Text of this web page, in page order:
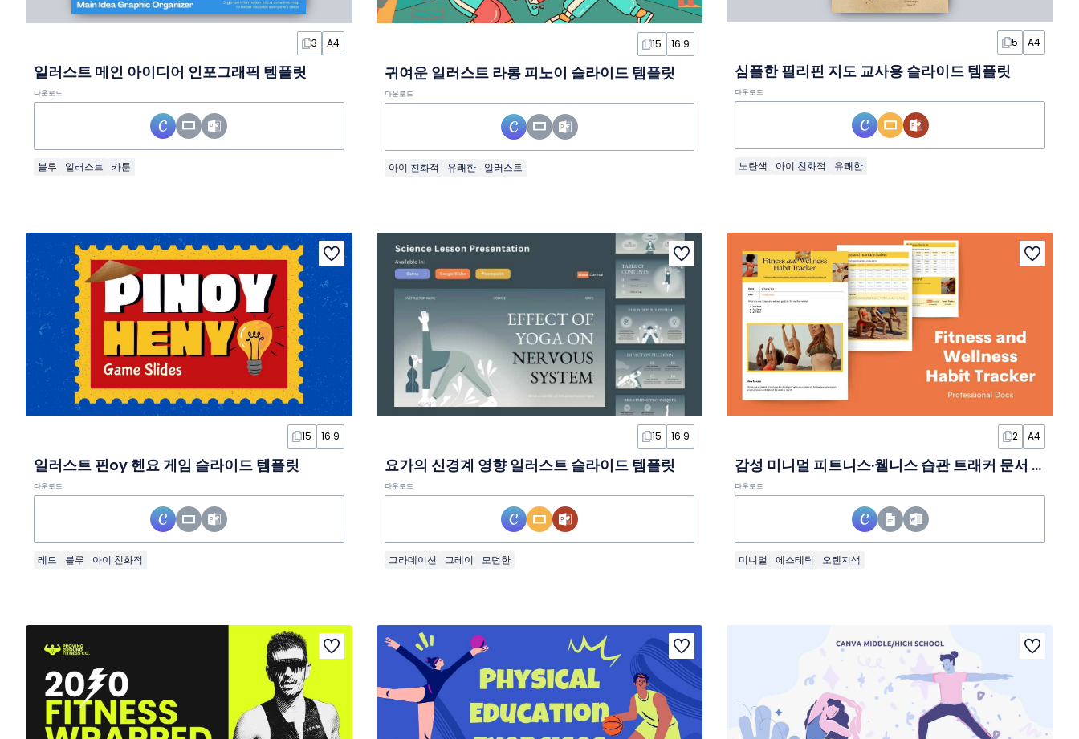
3 A4
일러스트 메인 아이디어 인포그래픽 템플릿
다운로드
블루 일러스트 카툰
15 16:9
귀여운 일러스트 라롱 피노이 슬라이드 템플릿
다운로드
아이 친화적 유쾌한 일러스트
5 A4
심플한 필리핀 지도 교사용 슬라이드 템플릿
다운로드
노란색 아이 친화적 유쾌한
15 16:9
일러스트 핀oy 헨요 게임 슬라이드 템플릿
다운로드
레드 블루 아이 친화적
15 16:9
요가의 신경계 영향 일러스트 슬라이드 템플릿
다운로드
그라데이션 그레이 모던한
2 A4
감성 미니멀 피트니스·웰니스 습관 트래커 문서 템플릿
다운로드
미니멀 에스테틱 오렌지색